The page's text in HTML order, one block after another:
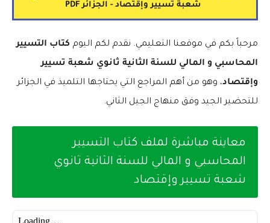
شعبة تسيير وإقتصاد - الجزائر PDF
مرحباً بكم في موقعنا التعليمي. نقدم لكم اليوم كتاب التسيير
المحاسبي و المالي للسنة الثانية ثانوي شعبة تسيير
وإقتصاد، وهو من أهم المراجع التي يحتاجها التلميذ في الجزائر
للتحضير الجيد وفق منهاج الجيل الثاني.
معاينة مباشرة لملف كتاب التسيير
المحاسبي و المالي للسنة الثانية ثانوي
شعبة تسيير وإقتصاد